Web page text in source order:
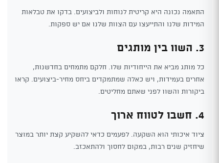
התאמה נכונה היא קריטית לנוחות ולביצועים. בדקו את טבלאות
המידות שלנו והתייעצו עם הצוות שלנו אם יש ספקות.
3. השוו בין מותגים
כל מותג מביא את הייחודיות שלו. חלקם מתמחים בחדשנות,
אחרים בעמידות, ויש כאלה שמתמקדים ביחס מחיר-ביצועים. קראו
ביקורות והשוו לפני שאתם מחליטים.
4. חשבו לטווח ארוך
ציוד איכותי הוא השקעה. לפעמים כדאי להשקיע קצת יותר במוצר
שיחזיק שנים רבות, במקום לחסוך ולהתאכזב.